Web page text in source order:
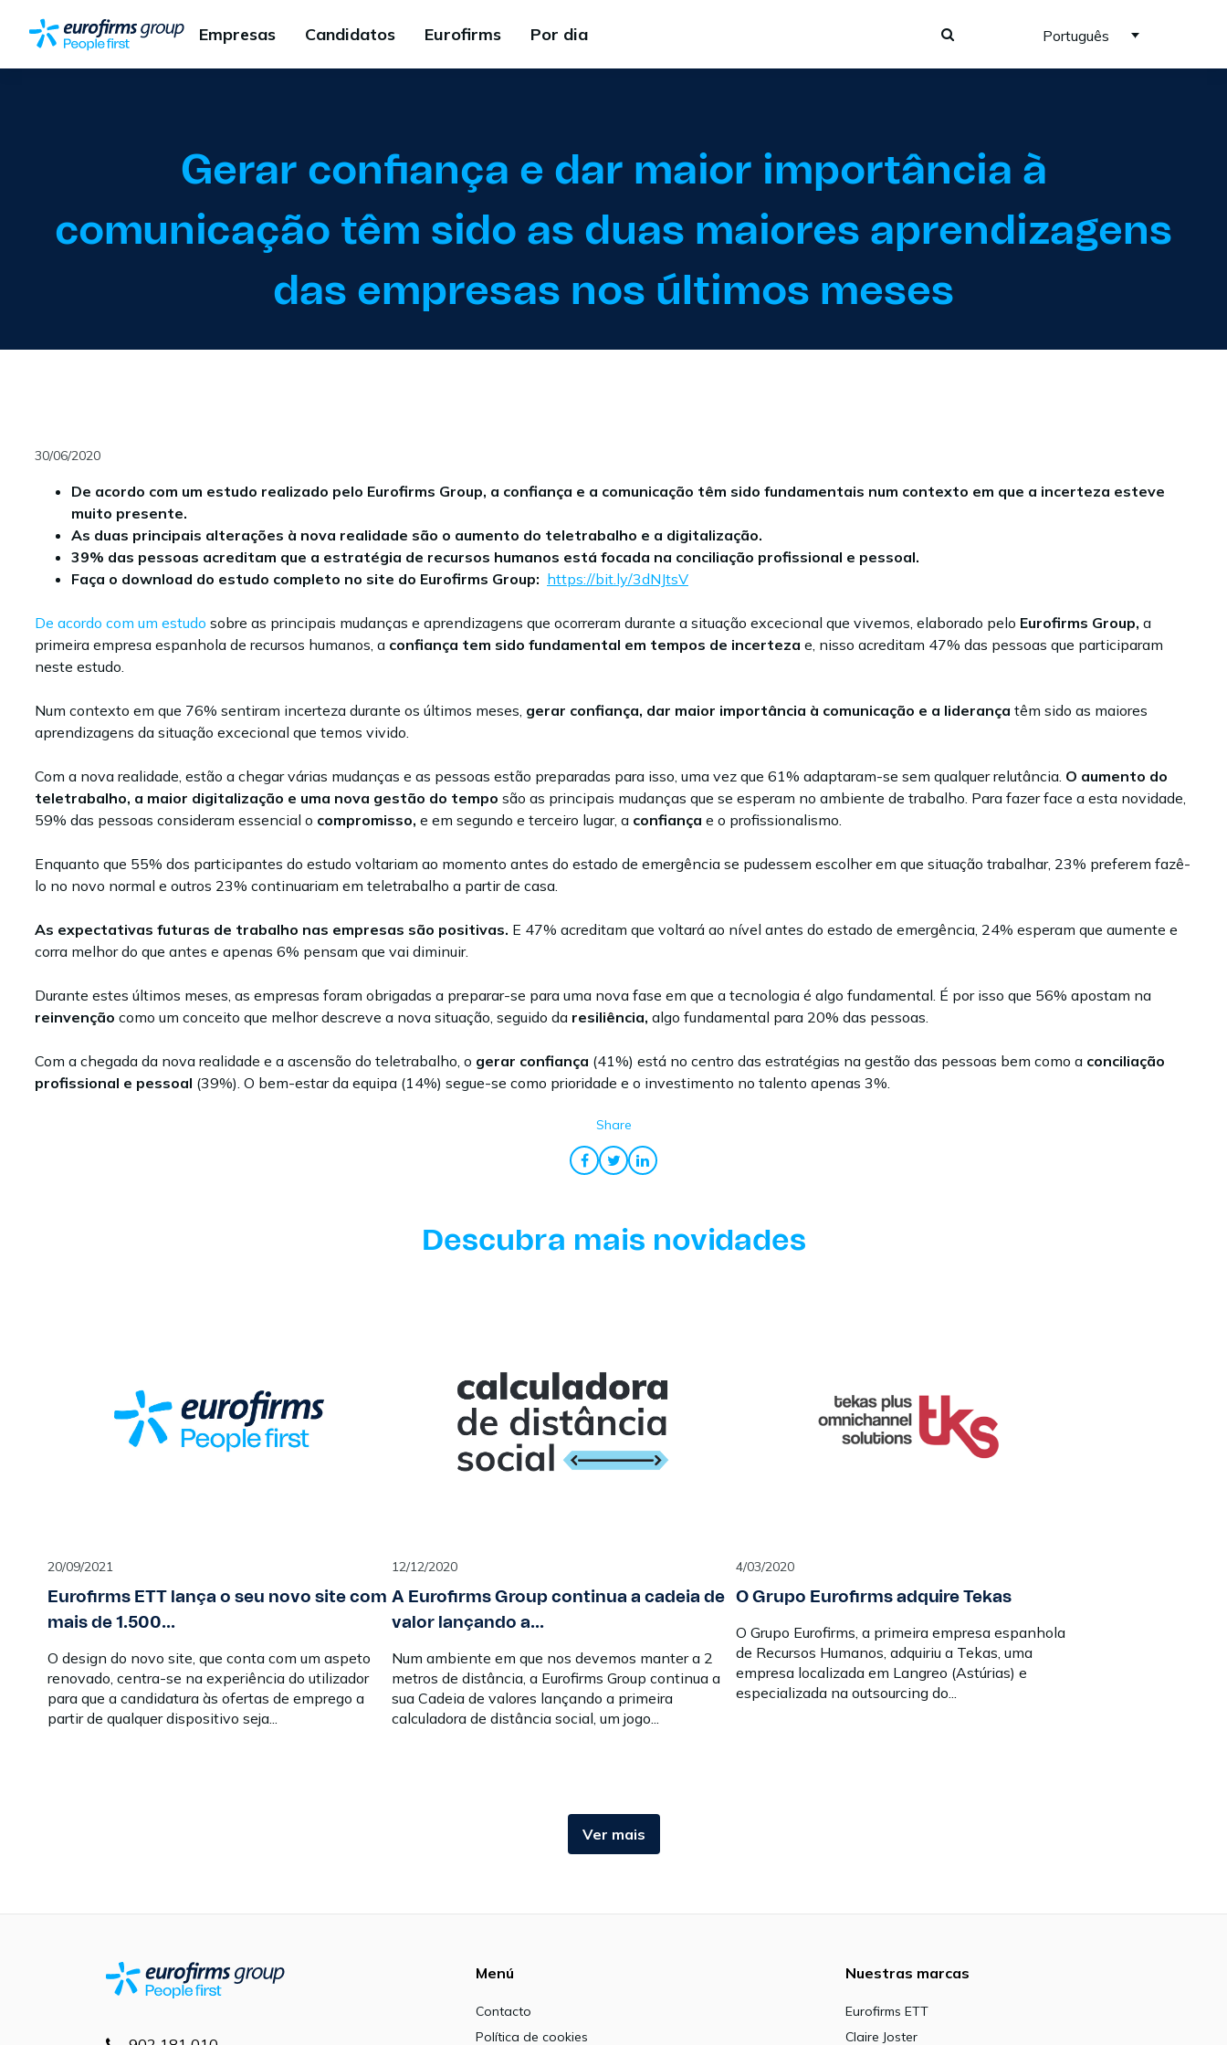
Empresas Candidatos Eurofirms Por dia Português
Gerar confiança e dar maior importância à
comunicação têm sido as duas maiores aprendizagens
das empresas nos últimos meses
30/06/2020
De acordo com um estudo realizado pelo Eurofirms Group, a confiança e a comunicação têm sido fundamentais num contexto em que a incerteza esteve
muito presente.
As duas principais alterações à nova realidade são o aumento do teletrabalho e a digitalização.
39% das pessoas acreditam que a estratégia de recursos humanos está focada na conciliação profissional e pessoal.
Faça o download do estudo completo no site do Eurofirms Group: https://bit.ly/3dNJtsV
De acordo com um estudo sobre as principais mudanças e aprendizagens que ocorreram durante a situação excecional que vivemos, elaborado pelo Eurofirms Group, a
primeira empresa espanhola de recursos humanos, a confiança tem sido fundamental em tempos de incerteza e, nisso acreditam 47% das pessoas que participaram
neste estudo.
Num contexto em que 76% sentiram incerteza durante os últimos meses, gerar confiança, dar maior importância à comunicação e a liderança têm sido as maiores
aprendizagens da situação excecional que temos vivido.
Com a nova realidade, estão a chegar várias mudanças e as pessoas estão preparadas para isso, uma vez que 61% adaptaram-se sem qualquer relutância. O aumento do
teletrabalho, a maior digitalização e uma nova gestão do tempo são as principais mudanças que se esperam no ambiente de trabalho. Para fazer face a esta novidade,
59% das pessoas consideram essencial o compromisso, e em segundo e terceiro lugar, a confiança e o profissionalismo.
Enquanto que 55% dos participantes do estudo voltariam ao momento antes do estado de emergência se pudessem escolher em que situação trabalhar, 23% preferem fazê-
lo no novo normal e outros 23% continuariam em teletrabalho a partir de casa.
As expectativas futuras de trabalho nas empresas são positivas. E 47% acreditam que voltará ao nível antes do estado de emergência, 24% esperam que aumente e
corra melhor do que antes e apenas 6% pensam que vai diminuir.
Durante estes últimos meses, as empresas foram obrigadas a preparar-se para uma nova fase em que a tecnologia é algo fundamental. É por isso que 56% apostam na
reinvenção como um conceito que melhor descreve a nova situação, seguido da resiliência, algo fundamental para 20% das pessoas.
Com a chegada da nova realidade e a ascensão do teletrabalho, o gerar confiança (41%) está no centro das estratégias na gestão das pessoas bem como a conciliação
profissional e pessoal (39%). O bem-estar da equipa (14%) segue-se como prioridade e o investimento no talento apenas 3%.
Share
Descubra mais novidades
20/09/2021
Eurofirms ETT lança o seu novo site com
mais de 1.500...
O design do novo site, que conta com um aspeto
renovado, centra-se na experiência do utilizador
para que a candidatura às ofertas de emprego a
partir de qualquer dispositivo seja...
12/12/2020
A Eurofirms Group continua a cadeia de
valor lançando a...
Num ambiente em que nos devemos manter a 2
metros de distância, a Eurofirms Group continua a
sua Cadeia de valores lançando a primeira
calculadora de distância social, um jogo...
4/03/2020
O Grupo Eurofirms adquire Tekas
O Grupo Eurofirms, a primeira empresa espanhola
de Recursos Humanos, adquiriu a Tekas, uma
empresa localizada em Langreo (Astúrias) e
especializada na outsourcing do...
Ver mais
Menú
Contacto
Política de cookies
Nuestras marcas
Eurofirms ETT
Claire Joster